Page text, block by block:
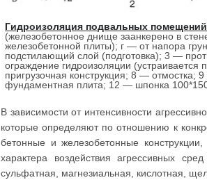
Гидроизоляция подвальных помещений
(железобетонное днище заанкерено в
железобетонной плиты); г — от напора
подстилающий слой (подготовка); 3 —
ограждение гидроизоляции
пригрузочная конструкция; 8 —
фундаментная плита; 12 — шпонка
В зависимости от интенсивности
которые определяют по отношению к
бетонные и железобетонные
характера воздействия агрессивных
сульфатная, магнезиальная, кислотная,